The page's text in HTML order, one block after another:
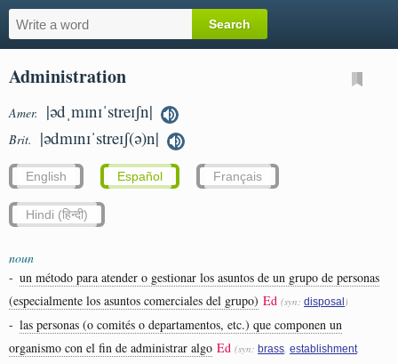
Administration
Amer. |ədˌmɪnɪˈstreɪʃn|
Brit. |ədmɪnɪˈstreɪʃ(ə)n|
English Español Français
Hindi (हिन्दी)
noun
- un método para atender o gestionar los asuntos de un grupo de personas
(especialmente los asuntos comerciales del grupo) Ed (syn: disposal )
- las personas (o comités o departamentos, etc.) que componen un
organismo con el fin de administrar algo Ed (syn: brass establishment